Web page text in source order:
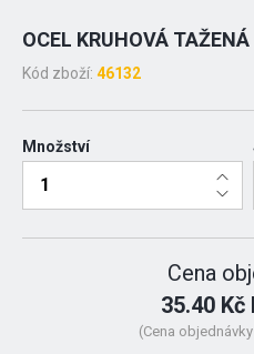
OCEL KRUHOVÁ
Kód zboží: 46132
Množství
Cena
35.40 Kč
(Cena